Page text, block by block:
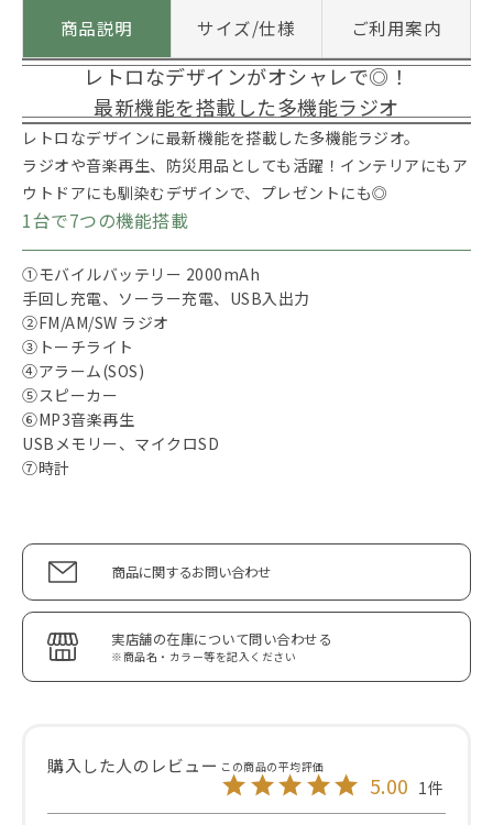
商品説明 サイズ/仕様 ご利用案内
レトロなデザインがオシャレで◎！
最新機能を搭載した多機能ラジオ
レトロなデザインに最新機能を搭載した多機能ラジオ。
ラジオや音楽再生、防災用品としても活躍！インテリアにもア
ウトドアにも馴染むデザインで、プレゼントにも◎
1台で7つの機能搭載
①モバイルバッテリー 2000mAh
手回し充電、ソーラー充電、USB入出力
②FM/AM/SW ラジオ
③トーチライト
④アラーム(SOS)
⑤スピーカー
⑥MP3音楽再生
USBメモリー、マイクロSD
⑦時計
商品に関するお問い合わせ
実店舗の在庫について問い合わせる
※商品名・カラー等を記入ください
5.00 1